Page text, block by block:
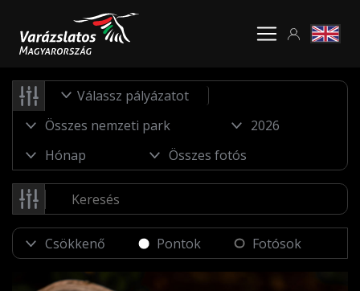
Válassz pályázatot
Pontok Fotósok